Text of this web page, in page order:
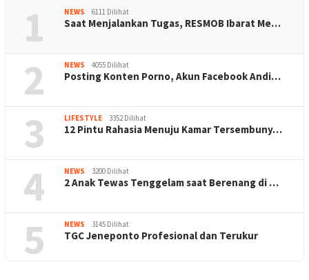
1 NEWS 6111 Dilihat
Saat Menjalankan Tugas, RESMOB Ibarat Me…
2 NEWS 4055 Dilihat
Posting Konten Porno, Akun Facebook Andi…
3 LIFESTYLE 3352 Dilihat
12 Pintu Rahasia Menuju Kamar Tersembuny…
4 NEWS 3200 Dilihat
2 Anak Tewas Tenggelam saat Berenang di …
5 NEWS 3145 Dilihat
TGC Jeneponto Profesional dan Terukur